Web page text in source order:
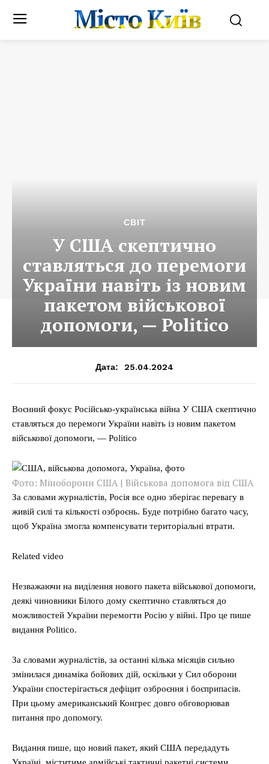
Місто Київ
СВІТ
У США скептично
ставляться до перемоги
України навіть із новим
пакетом військової
допомоги, — Politico
Дата: 25.04.2024
Воєнний фокус Російсько-українська війна У США скептично
ставляться до перемоги України навіть із новим пакетом
військової допомоги, — Politico
Фото: Міноборони США | Військова допомога від США
За словами журналістів, Росія все одно зберігає перевагу в
живій силі та кількості озброєнь. Буде потрібно багато часу,
щоб Україна змогла компенсувати територіальні втрати.
Related video
Незважаючи на виділення нового пакета військової допомоги,
деякі чиновники Білого дому скептично ставляться до
можливостей України перемогти Росію у війні. Про це пише
видання Politico.
За словами журналістів, за останні кілька місяців сильно
змінилася динаміка бойових дій, оскільки у Сил оборони
України спостерігається дефіцит озброєння і боєприпасів.
При цьому американський Конгрес довго обговорював
питання про допомогу.
Видання пише, що новий пакет, який США передадуть